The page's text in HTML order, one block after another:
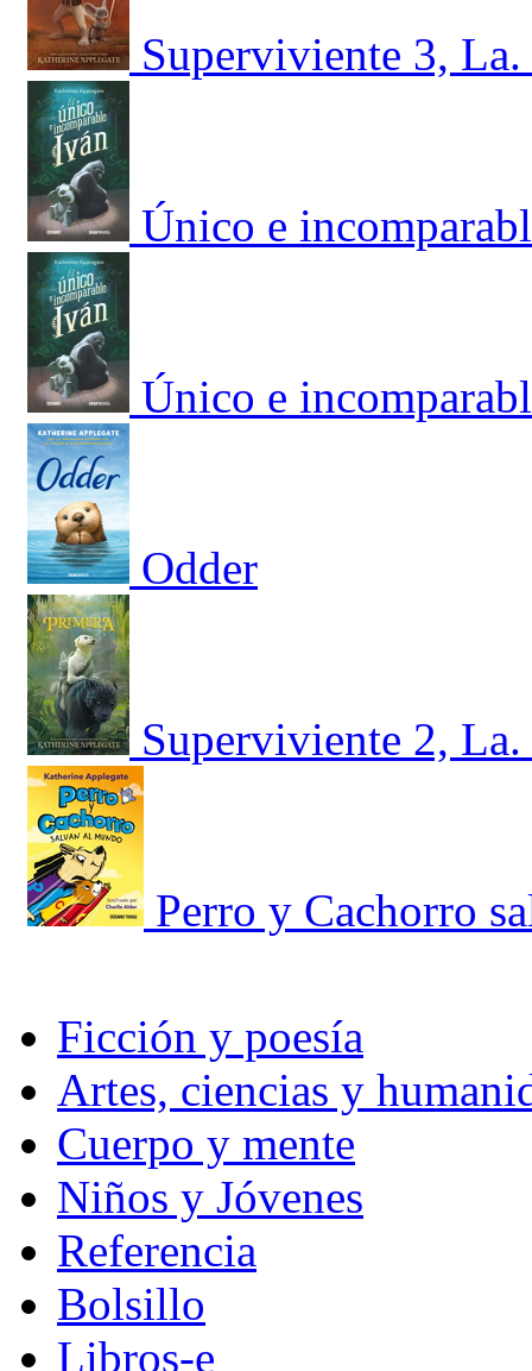
Superviviente 3,
Único e
Único e
Odder
Superviviente 2,
Perro y Cachorro
Ficción y poesía
Artes, ciencias y
Cuerpo y mente
Niños y Jóvenes
Referencia
Bolsillo
Libros-e